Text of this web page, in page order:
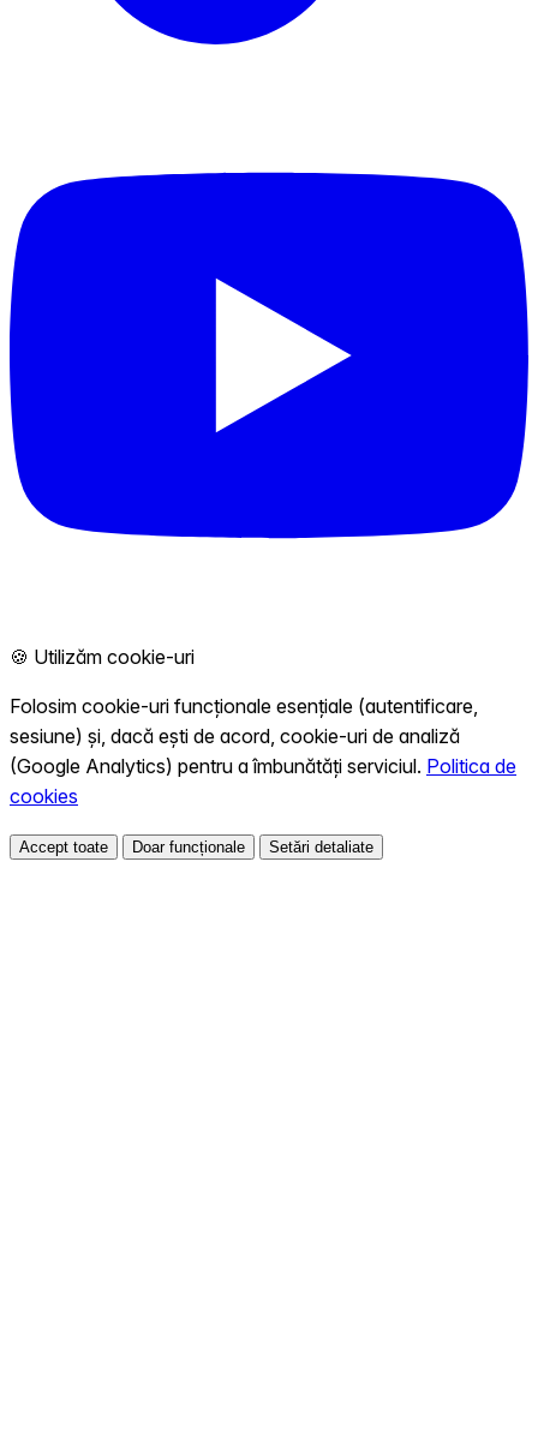
🍪 Utilizăm cookie-uri
Folosim cookie-uri funcționale esențiale (autentificare,
sesiune) și, dacă ești de acord, cookie-uri de analiză
(Google Analytics) pentru a îmbunătăți serviciul. Politica de
cookies
Accept toate Doar funcționale Setări detaliate